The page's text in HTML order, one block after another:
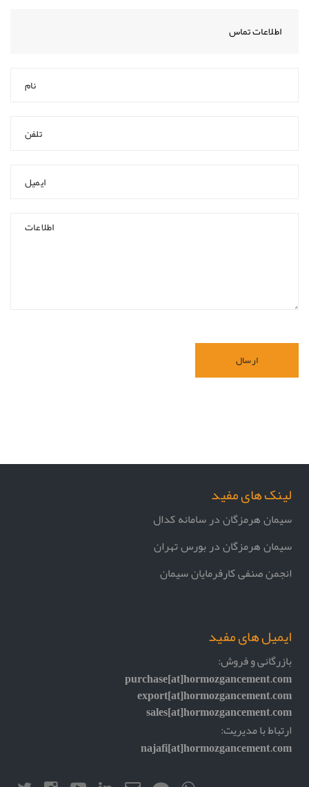
اطلاعات تماس
لینک های مفید
سیمان هرمزگان در سامانه کدال
سیمان هرمزگان در بورس تهران
انجمن صنفی کارفرمایان سیمان
ایمیل های مفید
بازرگانی و فروش:
purchase[at]hormozgancement.com
export[at]hormozgancement.com
sales[at]hormozgancement.com
ارتباط با مدیریت:
najafi[at]hormozgancement.com